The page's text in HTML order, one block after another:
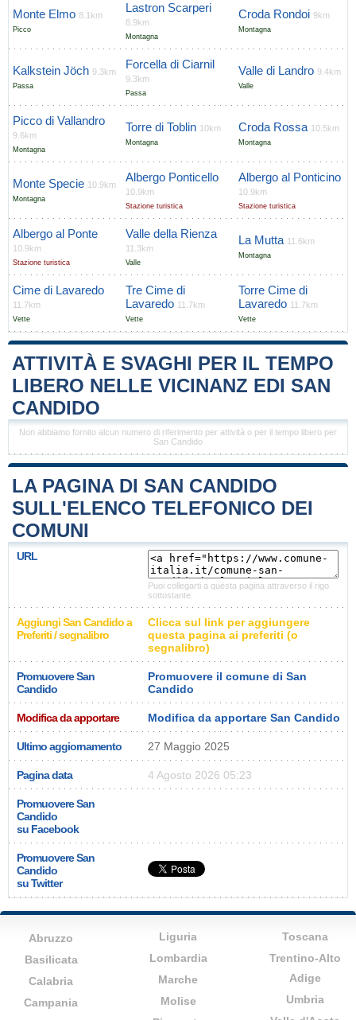
Monte Elmo 8.1km
Picco
Lastron Scarperi
8.9km
Montagna
Croda Rondoi 9km
Montagna
Kalkstein Jöch 9.3km
Passa
Forcella di Ciarnil
9.3km
Passa
Valle di Landro 9.4km
Valle
Picco di Vallandro
9.6km
Montagna
Torre di Toblin 10km
Montagna
Croda Rossa 10.5km
Montagna
Monte Specie 10.9km
Montagna
Albergo Ponticello
10.9km
Stazione turistica
Albergo al Ponticino
10.9km
Stazione turistica
Albergo al Ponte
10.9km
Stazione turistica
Valle della Rienza
11.3km
Valle
La Mutta 11.6km
Montagna
Cime di Lavaredo
11.7km
Vette
Tre Cime di
Lavaredo 11.7km
Vette
Torre Cime di
Lavaredo 11.7km
Vette
ATTIVITÀ E SVAGHI PER IL TEMPO
LIBERO NELLE VICINANZ EDI SAN
CANDIDO
Non abbiamo fornito alcun numero di riferimento per attività o per il tempo libero per
San Candido
LA PAGINA DI SAN CANDIDO
SULL'ELENCO TELEFONICO DEI
COMUNI
URL
Puoi collegarti a questa pagina attraverso il rigo
sottostante.
Aggiungi San Candido a
Preferiti / segnalibro
Clicca sul link per aggiungere
questa pagina ai preferiti (o
segnalibro)
Promuovere San
Candido
Promuovere il comune di San
Candido
Modifica da apportare Modifica da apportare San Candido
Ultimo aggiornamento 27 Maggio 2025
Pagina data 4 Agosto 2026 05:23
Promuovere San
Candido
su Facebook
Promuovere San
Candido
su Twitter
Abruzzo
Basilicata
Calabria
Campania
Liguria
Lombardia
Marche
Molise
Toscana
Trentino-Alto
Adige
Umbria